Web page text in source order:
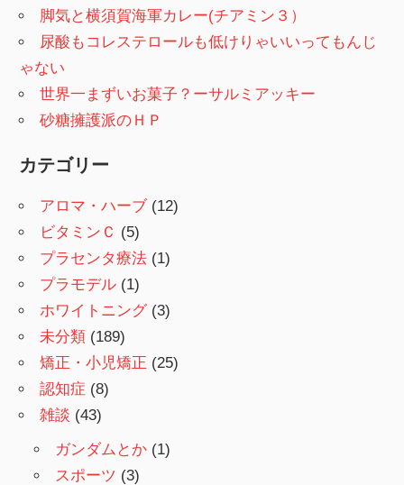
脚気と横須賀海軍カレー(チアミン３）
尿酸もコレステロールも低けりゃいいってもんじ
ゃない
世界一まずいお菓子？ーサルミアッキー
砂糖擁護派のＨＰ
カテゴリー
アロマ・ハーブ(12)
ビタミンＣ (5)
プラセンタ療法 (1)
プラモデル (1)
ホワイトニング(3)
未分類 (189)
矯正・小児矯正 (25)
認知症 (8)
雑談 (43)
ガンダムとか (1)
スポーツ (3)